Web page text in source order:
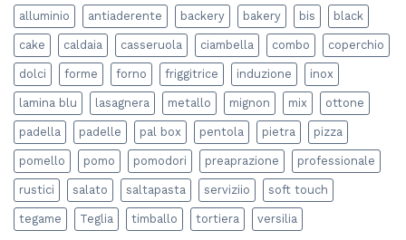
pomodoro
“in
casa”?
alluminio antiaderente backery bakery bis black
cake caldaia casseruola ciambella combo coperchio
dolci forme forno friggitrice induzione inox
lamina blu lasagnera metallo mignon mix ottone
padella padelle pal box pentola pietra pizza
pomello pomo pomodori preaprazione professionale
rustici salato saltapasta serviziio soft touch
tegame Teglia timballo tortiera versilia